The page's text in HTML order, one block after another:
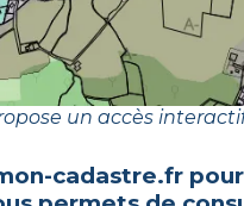
un accès
cadastre.fr